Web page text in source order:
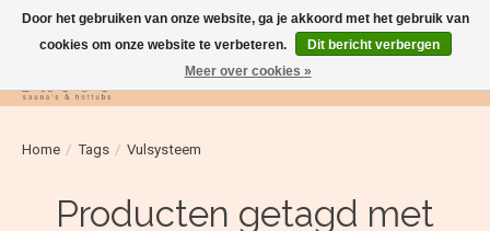
Verlanglijst
Home / Tags / Vulsysteem
Producten getagd met
Door het gebruiken van onze website, ga je akkoord met het gebruik van
cookies om onze website te verbeteren.
Dit bericht verbergen
Meer over cookies »